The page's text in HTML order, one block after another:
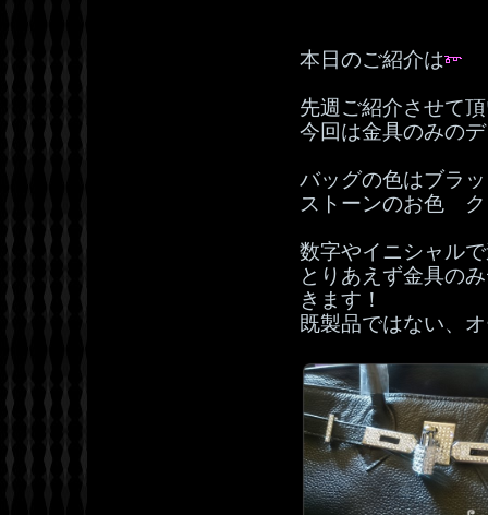
本日のご紹介は
先週ご紹介させて
今回は金具のみの
バッグの色はブラ
ストーンのお色 ク
数字やイニシャル
とりあえず金具の
きます！
既製品ではない、